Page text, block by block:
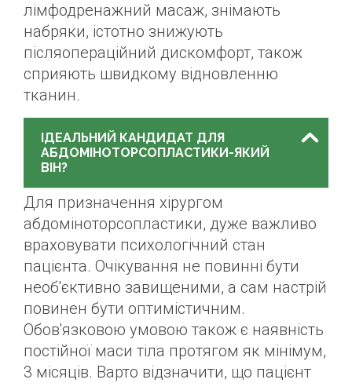
лімфодренажний масаж, знімають
набряки, істотно знижують
післяопераційний дискомфорт, також
сприяють швидкому відновленню
тканин.
ІДЕАЛЬНИЙ КАНДИДАТ ДЛЯ
АБДОМІНОТОРСОПЛАСТИКИ-ЯКИЙ
ВІН?
Для призначення хірургом
абдоміноторсопластики, дуже важливо
враховувати психологічний стан
пацієнта. Очікування не повинні бути
необ'єктивно завищеними, а сам настрій
повинен бути оптимістичним.
Обов'язковою умовою також є наявність
постійної маси тіла протягом як мінімум,
3 місяців. Варто відзначити, що пацієнт